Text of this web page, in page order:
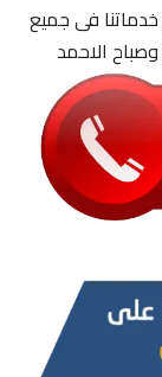
فى جميع
الاحمد